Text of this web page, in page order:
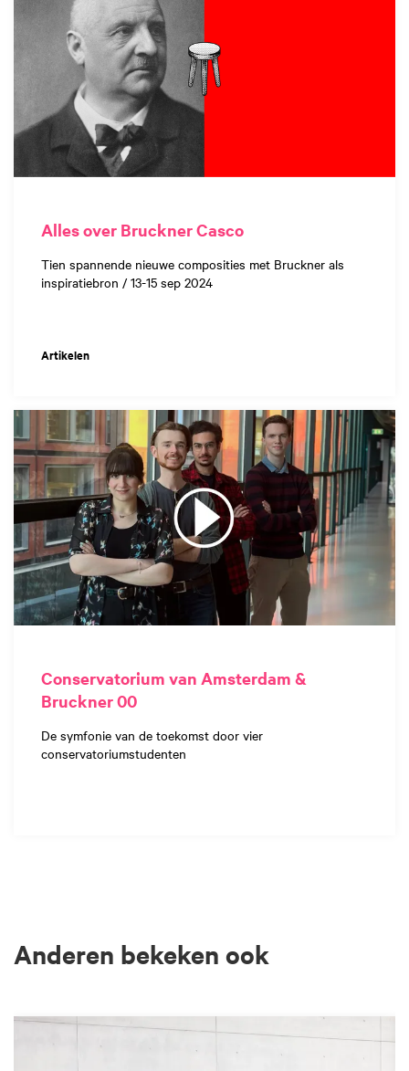
Alles over Bruckner Casco
Tien spannende nieuwe composities met Bruckner als
inspiratiebron / 13-15 sep 2024
Artikelen
Conservatorium van Amsterdam &
Bruckner 00
De symfonie van de toekomst door vier
conservatoriumstudenten
Anderen bekeken ook